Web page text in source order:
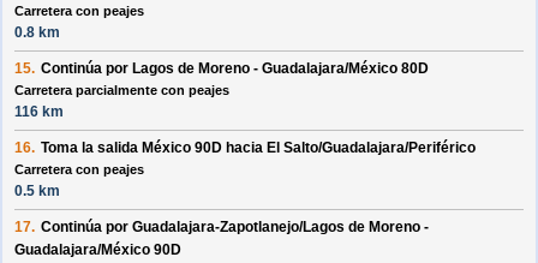
Carretera con peajes
0.8 km
15. Continúa por Lagos de Moreno - Guadalajara/México 80D
Carretera parcialmente con peajes
116 km
16. Toma la salida México 90D hacia El Salto/Guadalajara/Periférico
Carretera con peajes
0.5 km
17. Continúa por Guadalajara-Zapotlanejo/Lagos de Moreno -
Guadalajara/México 90D